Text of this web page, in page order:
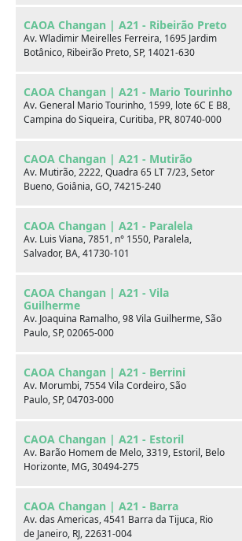
CAOA Changan | A21 - Ribeirão Preto
Av. Wladimir Meirelles Ferreira, 1695 Jardim
Botânico, Ribeirão Preto, SP, 14021-630
CAOA Changan | A21 - Mario Tourinho
Av. General Mario Tourinho, 1599, lote 6C E B8,
Campina do Siqueira, Curitiba, PR, 80740-000
CAOA Changan | A21 - Mutirão
Av. Mutirão, 2222, Quadra 65 LT 7/23, Setor
Bueno, Goiânia, GO, 74215-240
CAOA Changan | A21 - Paralela
Av. Luis Viana, 7851, n° 1550, Paralela,
Salvador, BA, 41730-101
CAOA Changan | A21 - Vila
Guilherme
Av. Joaquina Ramalho, 98 Vila Guilherme, São
Paulo, SP, 02065-000
CAOA Changan | A21 - Berrini
Av. Morumbi, 7554 Vila Cordeiro, São
Paulo, SP, 04703-000
CAOA Changan | A21 - Estoril
Av. Barão Homem de Melo, 3319, Estoril, Belo
Horizonte, MG, 30494-275
CAOA Changan | A21 - Barra
Av. das Americas, 4541 Barra da Tijuca, Rio
de Janeiro, RJ, 22631-004
Hyundai CRETA
1.0 TGDI FLEX LIMITED AUTOMÁTICO
CAOA Chery | D21 - Niterói
Ano Km